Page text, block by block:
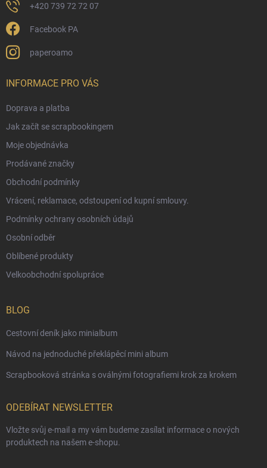
+420 739 72 72 07
Facebook PA
paperoamo
INFORMACE PRO VÁS
Doprava a platba
Jak začít se scrapbookingem
Moje objednávka
Prodávané značky
Obchodní podmínky
Vrácení, reklamace, odstoupení od kupní smlouvy.
Podmínky ochrany osobních údajů
Osobní odběr
Oblíbené produkty
Velkoobchodní spolupráce
BLOG
Cestovní deník jako minialbum
Návod na jednoduché překlápěcí mini album
Scrapbooková stránka s oválnými fotografiemi krok za krokem
ODEBÍRAT NEWSLETTER
Vložte svůj e-mail a my vám budeme zasílat informace o nových
produktech na našem e-shopu.